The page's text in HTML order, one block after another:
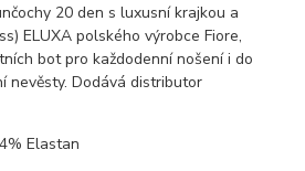
20 den s luxusní krajkou a
ELUXA polského výrobce Fiore,
bot pro každodenní nošení i do
nevěsty. Dodává distributor
Elastan